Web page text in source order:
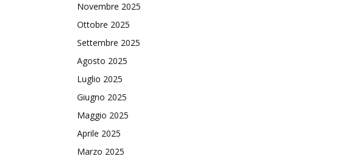
Novembre 2025
Ottobre 2025
Settembre 2025
Agosto 2025
Luglio 2025
Giugno 2025
Maggio 2025
Aprile 2025
Marzo 2025